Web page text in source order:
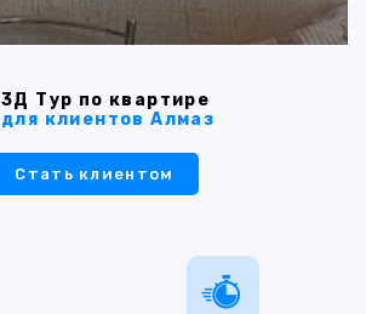
3Д Тур по квартире
для клиентов Алмаз
Стать клиентом